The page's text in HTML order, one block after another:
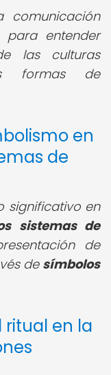
para entender
las culturas
formas de
en
de
significativo en
sistemas de
de
de símbolos
ritual en la